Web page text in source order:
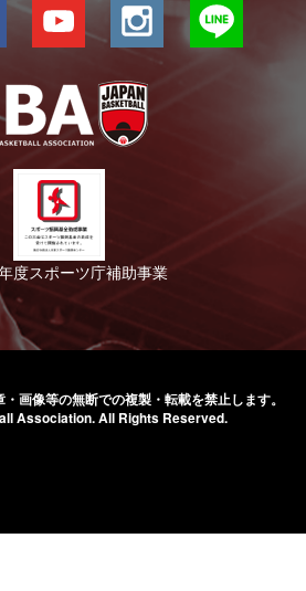
度スポーツ庁補助事業
画像等の無断での複製・転載を禁止します。
Association.All Rights Reserved.